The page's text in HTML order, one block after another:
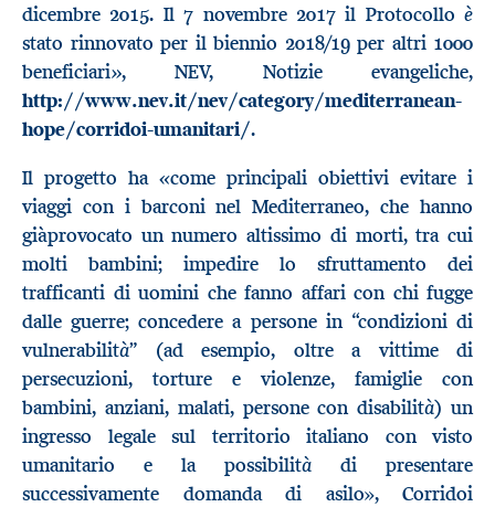
dicembre 2015. Il 7 novembre 2017 il Protocollo è
stato rinnovato per il biennio 2018/19 per altri 1000
beneficiari», NEV, Notizie evangeliche,
http://www.nev.it/nev/category/mediterranean-
hope/corridoi-umanitari/.
Il progetto ha «come principali obiettivi evitare i
viaggi con i barconi nel Mediterraneo, che hanno
giàprovocato un numero altissimo di morti, tra cui
molti bambini; impedire lo sfruttamento dei
trafficanti di uomini che fanno affari con chi fugge
dalle guerre; concedere a persone in “condizioni di
vulnerabilità” (ad esempio, oltre a vittime di
persecuzioni, torture e violenze, famiglie con
bambini, anziani, malati, persone con disabilità) un
ingresso legale sul territorio italiano con visto
umanitario e la possibilità di presentare
successivamente domanda di asilo», Corridoi